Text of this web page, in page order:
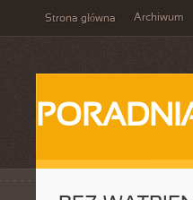
Strona główna Archiwum